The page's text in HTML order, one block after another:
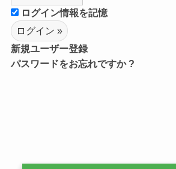
ログイン情報を記憶
新規ユーザー登録
パスワードをお忘れですか ?